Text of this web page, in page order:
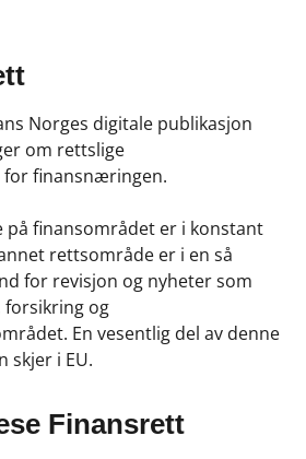
Norges digitale publikasjon
om rettslige
for finansnæringen.
på finansområdet er i konstant
rettsområde er i en så
for revisjon og nyheter som
forsikring og
En vesentlig del av denne
skjer i EU.
Finansrett